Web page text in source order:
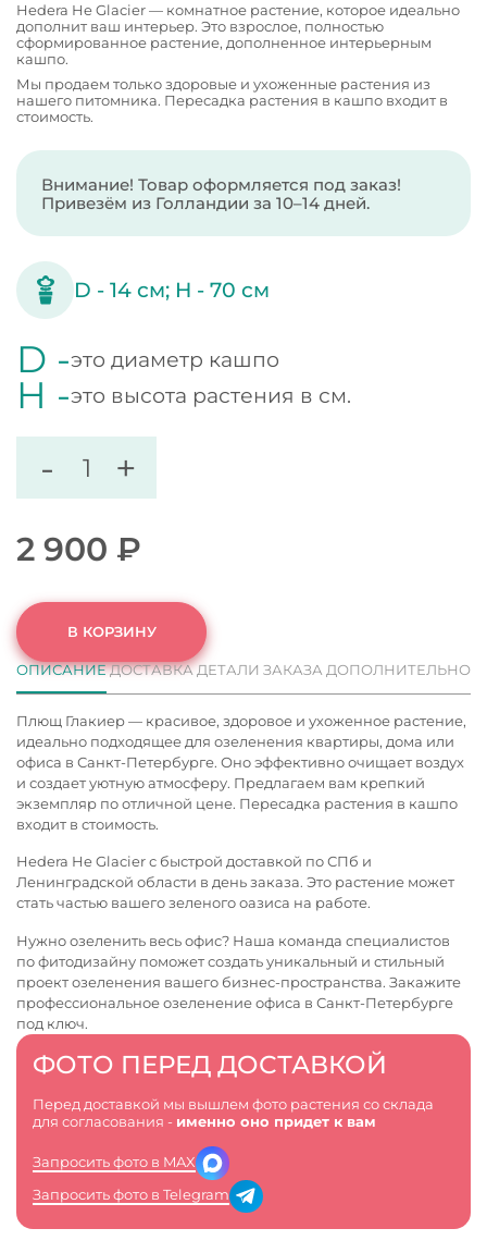
Hedera He Glacier — комнатное растение, которое идеально
дополнит ваш интерьер. Это взрослое, полностью
сформированное растение, дополненное интерьерным
кашпо.
Мы продаем только здоровые и ухоженные растения из
нашего питомника. Пересадка растения в кашпо входит в
стоимость.
Внимание! Товар оформляется под заказ!
Привезём из Голландии за 10–14 дней.
D -14 см; H -70 см
D -это диаметр кашпо
H -это высота растения в см.
- +
2 900 ₽
В КОРЗИНУ
ФОТО ПЕРЕД ДОСТАВКОЙ
Перед доставкой мы вышлем фото растения со склада
для согласования - именно оно придет к вам
Запросить фото в MAX
Запросить фото в Telegram
ОПИСАНИЕДОСТАВКАДЕТАЛИ ЗАКАЗА ДОПОЛНИТЕЛЬНО
Плющ Глакиер — красивое, здоровое и ухоженное растение,
идеально подходящее для озеленения квартиры, дома или
офиса в Санкт-Петербурге. Оно эффективно очищает воздух
и создает уютную атмосферу. Предлагаем вам крепкий
экземпляр по отличной цене. Пересадка растения в кашпо
входит в стоимость.
Hedera He Glacier с быстрой доставкой по СПб и
Ленинградской области в день заказа. Это растение может
стать частью вашего зеленого оазиса на работе.
Нужно озеленить весь офис? Наша команда специалистов
по фитодизайну поможет создать уникальный и стильный
проект озеленения вашего бизнес-пространства. Закажите
профессиональноеозеленение офиса в Санкт-Петербурге
под ключ.